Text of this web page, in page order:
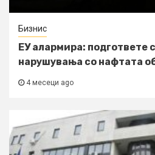
Бизнис
ЕУ алармира: подгответе
нарушувања со нафтата
4 месеци ago